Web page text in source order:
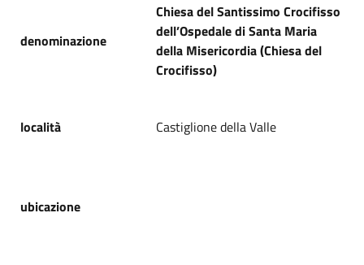
denominazione
Chiesa del Santissimo Crocifisso
dell’Ospedale di Santa Maria
della Misericordia (Chiesa del
Crocifisso)
località Castiglione della Valle
ubicazione